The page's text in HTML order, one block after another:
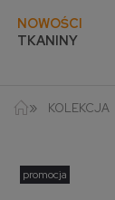
NOWOŚCI
TKANINY
» KOLEKCJA
promocja